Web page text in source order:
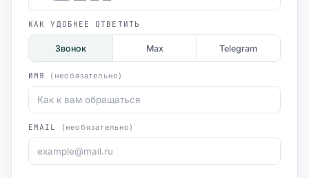
КАК УДОБНЕЕ ОТВЕТИТЬ
Звонок Max Telegram
ИМЯ (необязательно)
EMAIL (необязательно)